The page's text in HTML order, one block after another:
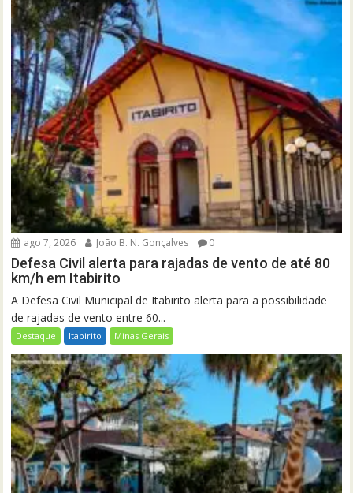
ago 7, 2026 João B. N. Gonçalves 0
Defesa Civil alerta para rajadas de vento de até 80
km/h em Itabirito
A Defesa Civil Municipal de Itabirito alerta para a possibilidade
de rajadas de vento entre 60...
Destaque Itabirito Minas Gerais